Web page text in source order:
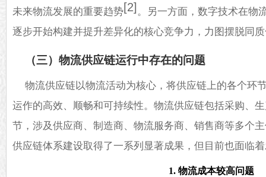
未来物流发展的重要趋势[2] 。另一方面，数字技术在物
逐步开始构建并提升差异化的核心竞争力，力图摆脱同
（三）物流供应链运行中存在的问题
物流供应链以物流活动为核心，将供应链上的各个环
运作的高效、顺畅和可持续性。物流供应链包括采购、
节，涉及供应商、制造商、物流服务商、销售商等多个
供应链体系建设取得了一系列显著成果，但目前也面临
1. 物流成本较高问题